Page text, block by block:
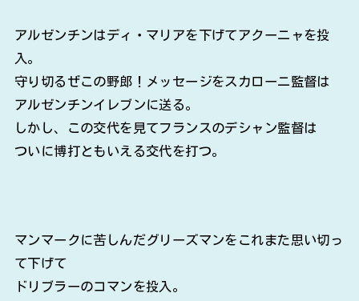
アルゼンチンはディ・マリアを下げてアクーニャを投
入。
守り切るぜこの野郎！メッセージをスカローニ監督は
アルゼンチンイレブンに送る。
しかし、この交代を見てフランスのデシャン監督は
ついに博打ともいえる交代を打つ。
マンマークに苦しんだグリーズマンをこれまた思い切っ
て下げて
ドリブラーのコマンを投入。